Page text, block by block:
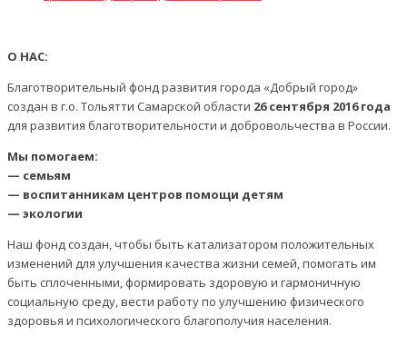
О НАС:
Благотворительный фонд развития города «Добрый город»
создан в г.о. Тольятти Самарской области 26 сентября 2016 года
для развития благотворительности и добровольчества в России.
Мы помогаем:
— семьям
— воспитанникам центров помощи детям
— экологии
Наш фонд создан, чтобы быть катализатором положительных
изменений для улучшения качества жизни семей, помогать им
быть сплоченными, формировать здоровую и гармоничную
социальную среду, вести работу по улучшению физического
здоровья и психологического благополучия населения.